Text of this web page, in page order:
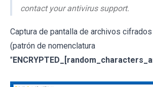
contact your antivirus support.
Captura de pantalla de archivos
(patrón de nomenclatura
"